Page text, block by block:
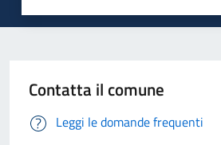
Contatta il comune
Leggi le domande frequenti